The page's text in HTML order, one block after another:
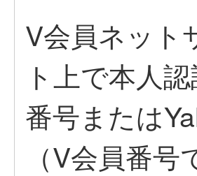
V会員ネット
ト上で本人
番号または
（V会員番